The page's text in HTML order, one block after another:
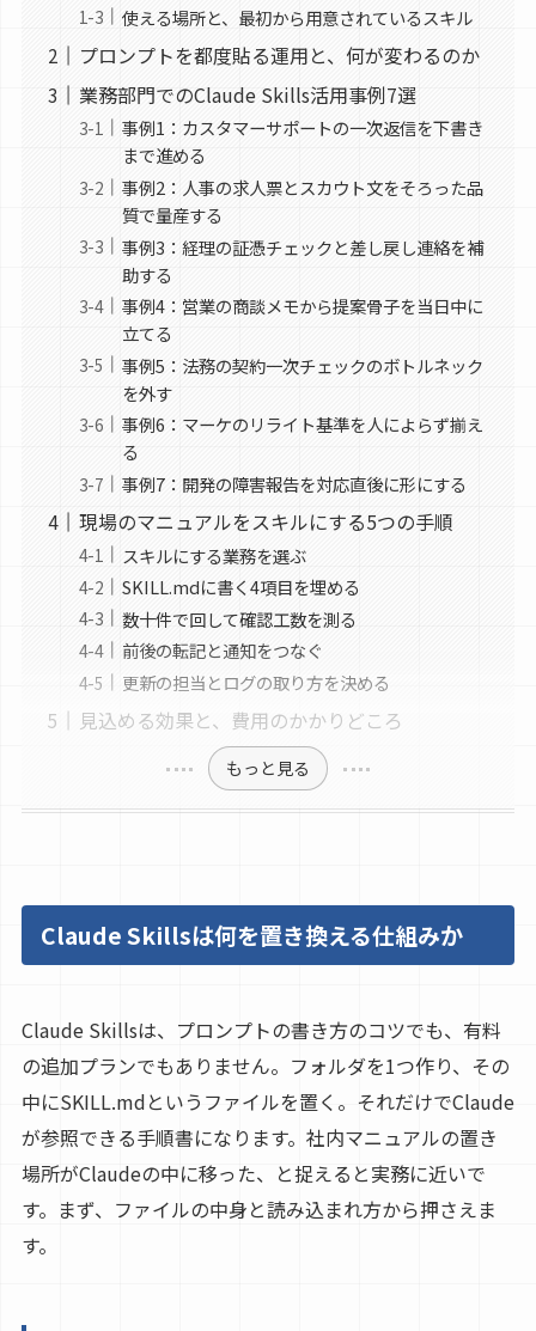
使える場所と、最初から用意されているスキル
プロンプトを都度貼る運用と、何が変わるのか
業務部門でのClaude Skills活用事例7選
事例1：カスタマーサポートの一次返信を下書き
まで進める
事例2：人事の求人票とスカウト文をそろった品
質で量産する
事例3：経理の証憑チェックと差し戻し連絡を補
助する
事例4：営業の商談メモから提案骨子を当日中に
立てる
事例5：法務の契約一次チェックのボトルネック
を外す
事例6：マーケのリライト基準を人によらず揃え
る
事例7：開発の障害報告を対応直後に形にする
現場のマニュアルをスキルにする5つの手順
スキルにする業務を選ぶ
SKILL.mdに書く4項目を埋める
数十件で回して確認工数を測る
前後の転記と通知をつなぐ
更新の担当とログの取り方を決める
見込める効果と、費用のかかりどころ
もっと見る
Claude Skillsは何を置き換える仕組みか
Claude Skillsは、プロンプトの書き方のコツでも、有料
の追加プランでもありません。フォルダを1つ作り、その
中にSKILL.mdというファイルを置く。それだけでClaude
が参照できる手順書になります。社内マニュアルの置き
場所がClaudeの中に移った、と捉えると実務に近いで
す。まず、ファイルの中身と読み込まれ方から押さえま
す。